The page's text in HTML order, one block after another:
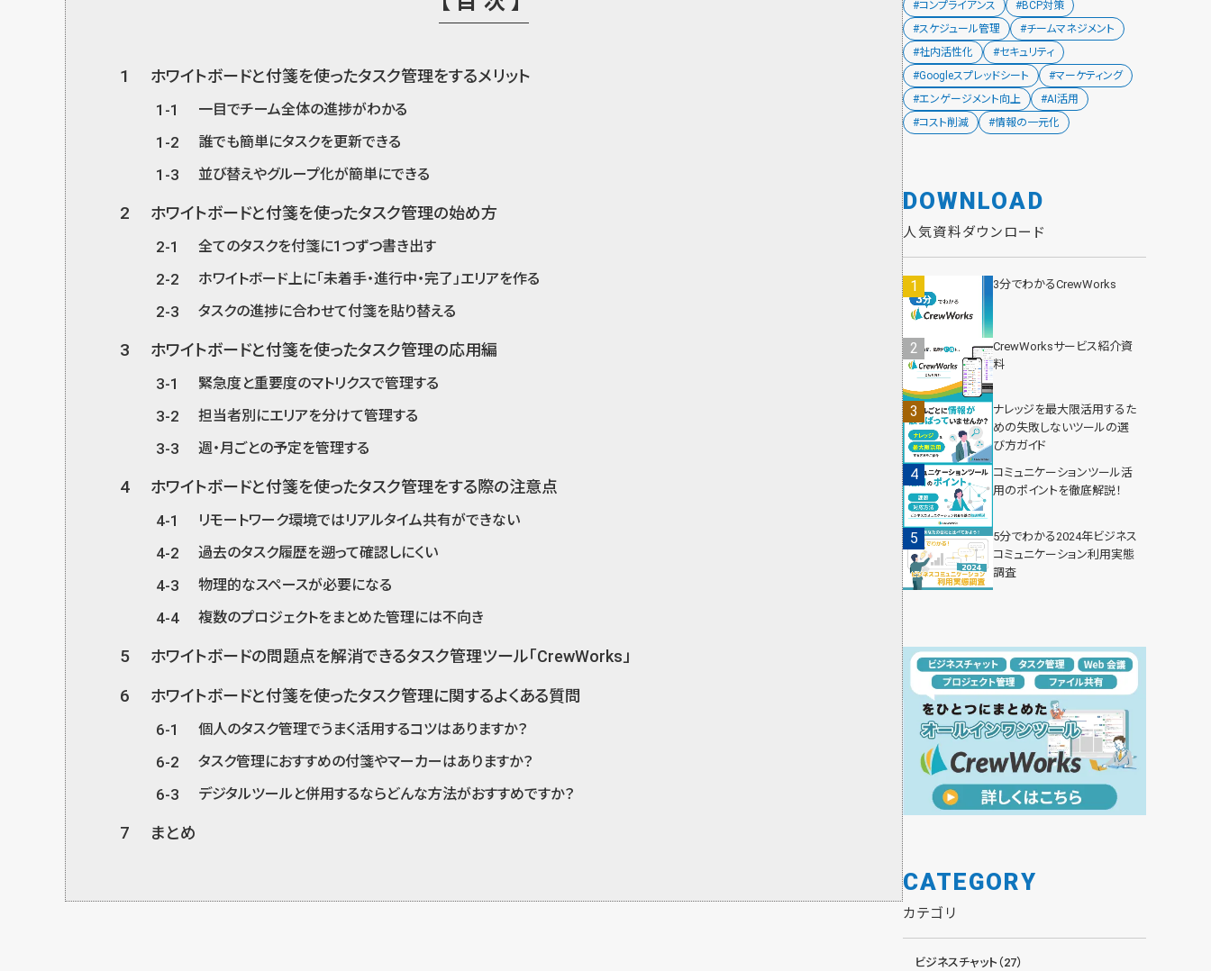
1 ホワイトボードと付箋を使ったタスク管理をするメリット
1-1 一目でチーム全体の進捗がわかる
1-2 誰でも簡単にタスクを更新できる
1-3 並び替えやグループ化が簡単にできる
2 ホワイトボードと付箋を使ったタスク管理の始め方
2-1 全てのタスクを付箋に1つずつ書き出す
2-2 ホワイトボード上に「未着手・進行中・完了」エリアを作る
2-3 タスクの進捗に合わせて付箋を貼り替える
3 ホワイトボードと付箋を使ったタスク管理の応用編
3-1 緊急度と重要度のマトリクスで管理する
3-2 担当者別にエリアを分けて管理する
3-3 週・月ごとの予定を管理する
4 ホワイトボードと付箋を使ったタスク管理をする際の注意点
4-1 リモートワーク環境ではリアルタイム共有ができない
4-2 過去のタスク履歴を遡って確認しにくい
4-3 物理的なスペースが必要になる
4-4 複数のプロジェクトをまとめた管理には不向き
5 ホワイトボードの問題点を解消できるタスク管理ツール「CrewWorks」
6 ホワイトボードと付箋を使ったタスク管理に関するよくある質問
6-1 個人のタスク管理でうまく活用するコツはありますか？
6-2 タスク管理におすすめの付箋やマーカーはありますか？
6-3 デジタルツールと併用するならどんな方法がおすすめですか？
7 まとめ
#コンプライアンス
#BCP対策
#スケジュール管理
#チームマネジメント
#社内活性化
#セキュリティ
#Googleスプレッドシート
#マーケティング
#エンゲージメント向上
#AI活用
#コスト削減
#情報の一元化
DOWNLOAD
人気資料ダウンロード
3分でわかるCrewWorks
CrewWorksサービス紹介資
料
ナレッジを最大限活用するた
めの失敗しないツールの選
び方ガイド
コミュニケーションツール活
用のポイントを徹底解説！
5分でわかる2024年ビジネス
コミュニケーション利用実態
調査
CATEGORY
カテゴリ
ビジネスチャット（27）